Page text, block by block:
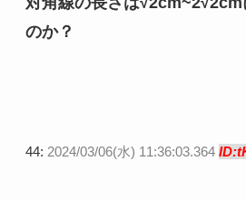
のか？
44: 2024/03/06(水) 11:36:03.364